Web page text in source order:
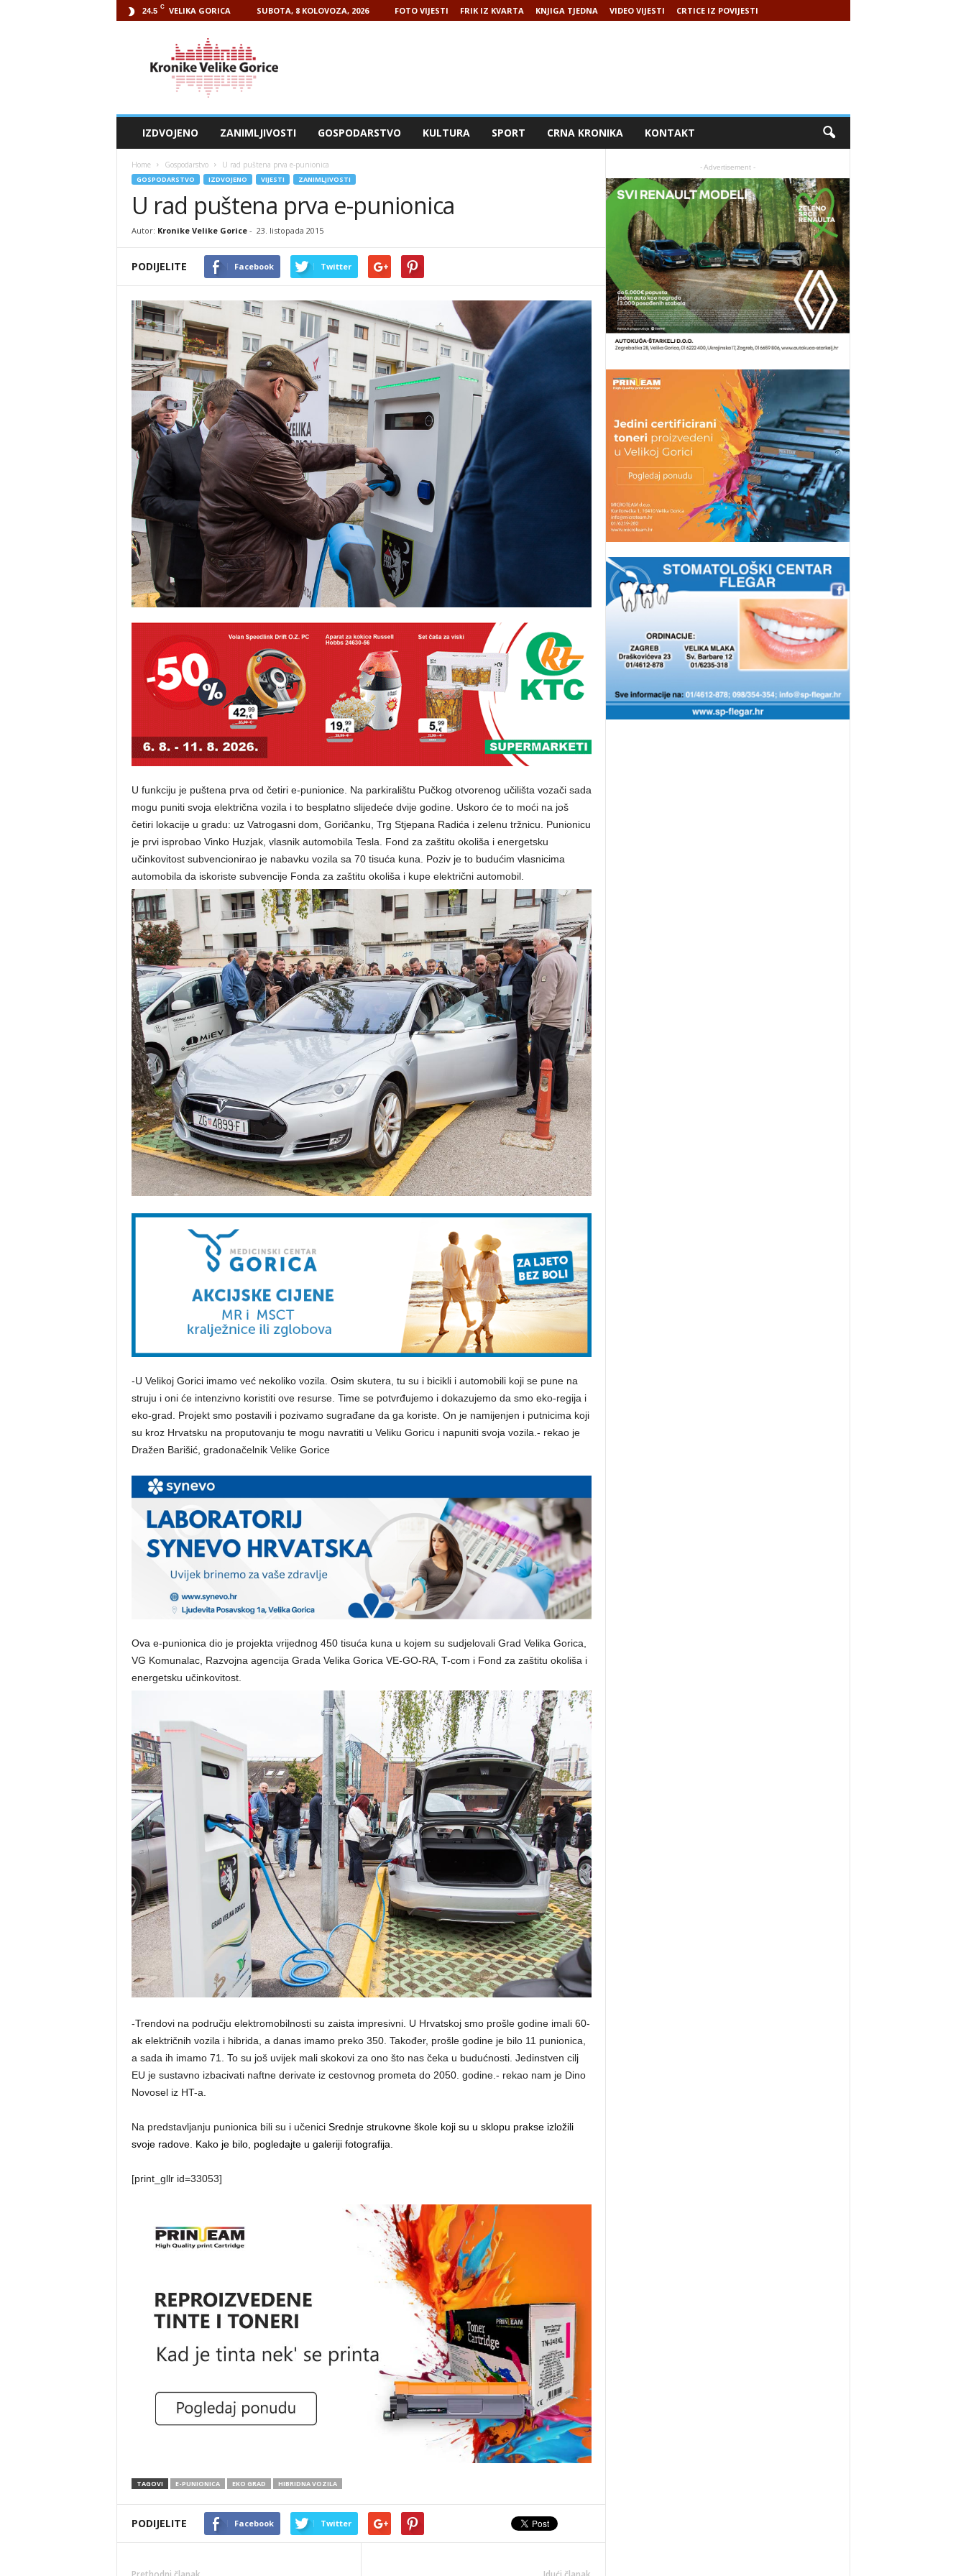
24.5 C VELIKA GORICA SUBOTA, 8 KOLOVOZA, 2026 FOTO VIJESTI FRIK IZ KVARTA KNJIGA TJEDNA VIDEO VIJESTI CRTICE IZ POVIJESTI
IZDVOJENO ZANIMLJIVOSTI GOSPODARSTVO KULTURA SPORT CRNA KRONIKA KONTAKT
Home Gospodarstvo U rad puštena prva e-punionica
GOSPODARSTVO IZDVOJENO VIJESTI ZANIMLJIVOSTI
U rad puštena prva e-punionica
Autor: Kronike Velike Gorice- 23. listopada 2015
PODIJELITE Facebook Twitter
U funkciju je puštena prva od četiri e-punionice. Na parkiralištu Pučkog otvorenog učilišta vozači sada
mogu puniti svoja električna vozila i to besplatno slijedeće dvije godine. Uskoro će to moći na još
četiri lokacije u gradu: uz Vatrogasni dom, Goričanku, Trg Stjepana Radića i zelenu tržnicu. Punionicu
je prvi isprobao Vinko Huzjak, vlasnik automobila Tesla. Fond za zaštitu okoliša i energetsku
učinkovitost subvencionirao je nabavku vozila sa 70 tisuća kuna. Poziv je to budućim vlasnicima
automobila da iskoriste subvencije Fonda za zaštitu okoliša i kupe električni automobil.
-U Velikoj Gorici imamo već nekoliko vozila. Osim skutera, tu su i bicikli i automobili koji se pune na
struju i oni će intenzivno koristiti ove resurse. Time se potvrđujemo i dokazujemo da smo eko-regija i
eko-grad. Projekt smo postavili i pozivamo sugrađane da ga koriste. On je namijenjen i putnicima koji
su kroz Hrvatsku na proputovanju te mogu navratiti u Veliku Goricu i napuniti svoja vozila.- rekao je
Dražen Barišić, gradonačelnik Velike Gorice
Ova e-punionica dio je projekta vrijednog 450 tisuća kuna u kojem su sudjelovali Grad Velika Gorica,
VG Komunalac, Razvojna agencija Grada Velika Gorica VE-GO-RA, T-com i Fond za zaštitu okoliša i
energetsku učinkovitost.
-Trendovi na području elektromobilnosti su zaista impresivni. U Hrvatskoj smo prošle godine imali 60-
ak električnih vozila i hibrida, a danas imamo preko 350. Također, prošle godine je bilo 11 punionica,
a sada ih imamo 71. To su još uvijek mali skokovi za ono što nas čeka u budućnosti. Jedinstven cilj
EU je sustavno izbacivati naftne derivate iz cestovnog prometa do 2050. godine.- rekao nam je Dino
Novosel iz HT-a.
Na predstavljanju punionica bili su i učenici Srednje strukovne škole koji su u sklopu prakse izložili
svoje radove. Kako je bilo, pogledajte u galeriji fotografija.
[print_gllr id=33053]
TAGOVI E-PUNIONICA EKO GRAD HIBRIDNA VOZILA
PODIJELITE Facebook Twitter
- Advertisement -